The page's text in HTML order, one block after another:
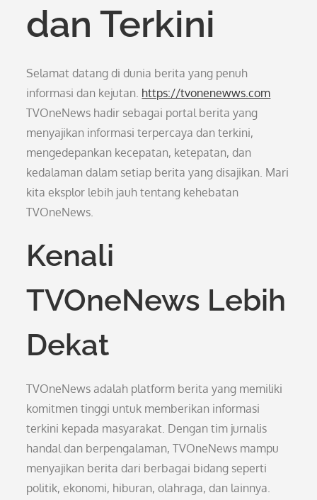
dan Terkini
Selamat datang di dunia berita yang penuh
informasi dan kejutan. https://tvonenewws.com
TVOneNews hadir sebagai portal berita yang
menyajikan informasi terpercaya dan terkini,
mengedepankan kecepatan, ketepatan, dan
kedalaman dalam setiap berita yang disajikan. Mari
kita eksplor lebih jauh tentang kehebatan
TVOneNews.
Kenali
TVOneNews Lebih
Dekat
TVOneNews adalah platform berita yang memiliki
komitmen tinggi untuk memberikan informasi
terkini kepada masyarakat. Dengan tim jurnalis
handal dan berpengalaman, TVOneNews mampu
menyajikan berita dari berbagai bidang seperti
politik, ekonomi, hiburan, olahraga, dan lainnya.